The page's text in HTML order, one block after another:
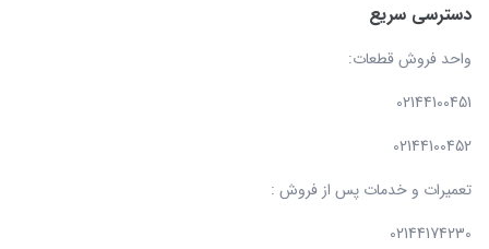
دسترسی سریع
واحد فروش قطعات:
02144100451
02144100452
تعمیرات و خدمات پس از فروش :
02144174230